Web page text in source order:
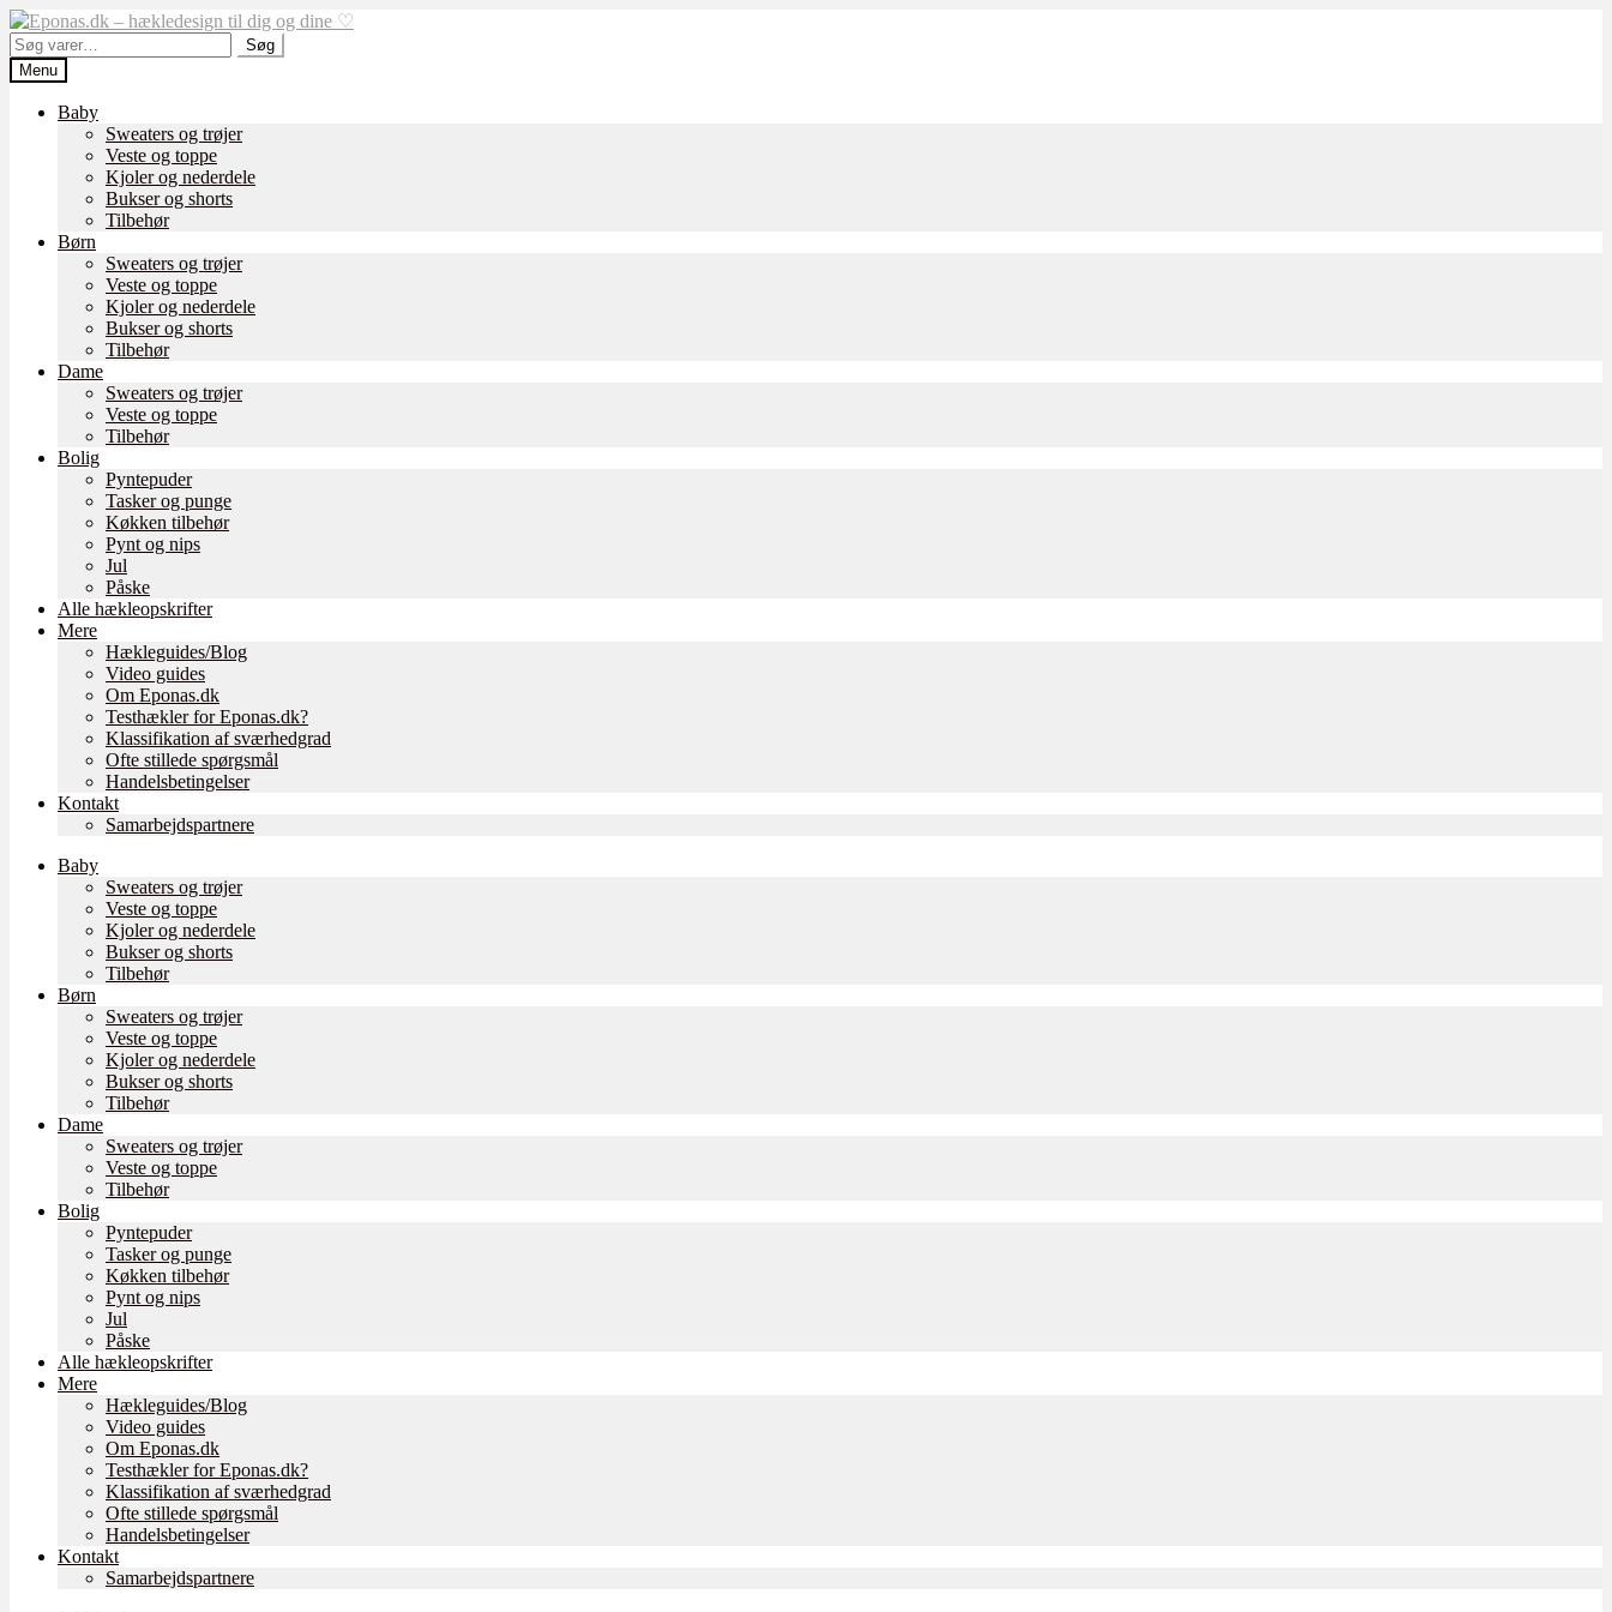
Spring
til
navigation
Spring
til
indhold
Søg
efter:
Søg
Menu
Baby
Sweaters og trøjer
Veste og toppe
Kjoler og nederdele
Bukser og shorts
Tilbehør
Børn
Sweaters og trøjer
Veste og toppe
Kjoler og nederdele
Bukser og shorts
Tilbehør
Dame
Sweaters og trøjer
Veste og toppe
Tilbehør
Bolig
Pyntepuder
Tasker og punge
Køkken tilbehør
Pynt og nips
Jul
Påske
Alle hækleopskrifter
Mere
Hækleguides/Blog
Video guides
Om Eponas.dk
Testhækler for Eponas.dk?
Klassifikation af sværhedgrad
Ofte stillede spørgsmål
Handelsbetingelser
Kontakt
Samarbejdspartnere
Baby
Sweaters og trøjer
Veste og toppe
Kjoler og nederdele
Bukser og shorts
Tilbehør
Børn
Sweaters og trøjer
Veste og toppe
Kjoler og nederdele
Bukser og shorts
Tilbehør
Dame
Sweaters og trøjer
Veste og toppe
Tilbehør
Bolig
Pyntepuder
Tasker og punge
Køkken tilbehør
Pynt og nips
Jul
Påske
Alle hækleopskrifter
Mere
Hækleguides/Blog
Video guides
Om Eponas.dk
Testhækler for Eponas.dk?
Klassifikation af sværhedgrad
Ofte stillede spørgsmål
Handelsbetingelser
Kontakt
Samarbejdspartnere